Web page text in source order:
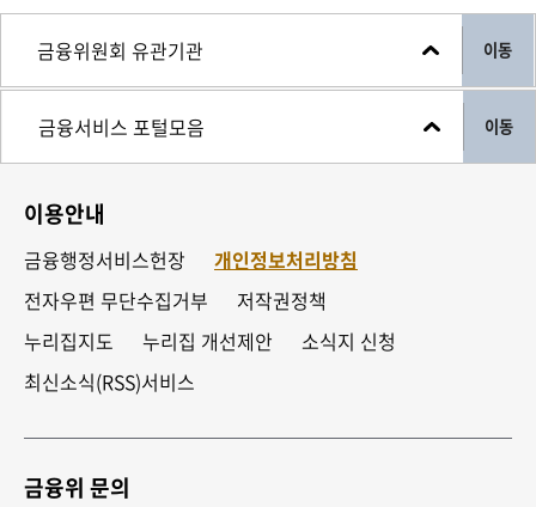
이동
이동
이용안내
금융행정서비스헌장
개인정보처리방침
전자우편 무단수집거부
저작권정책
누리집지도
누리집 개선제안
소식지 신청
최신소식(RSS)서비스
금융위 문의